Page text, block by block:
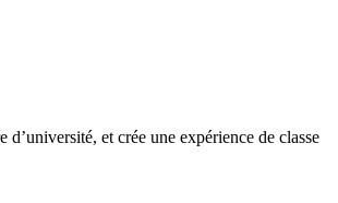
et crée une expérience de classe